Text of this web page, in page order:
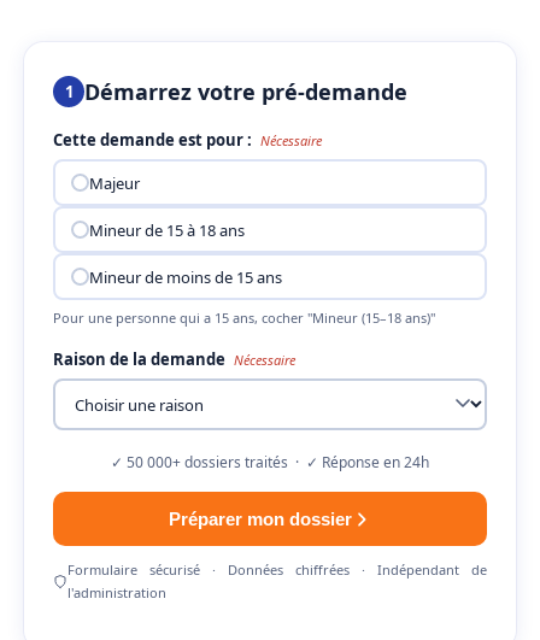
1 Démarrez votre pré-demande
Cette demande est pour : Nécessaire
Majeur
Mineur de 15 à 18 ans
Mineur de moins de 15 ans
Pour une personne qui a 15 ans, cocher "Mineur (15–18 ans)"
Raison de la demande Nécessaire
✓ 50 000+ dossiers traités · ✓ Réponse en 24h
Préparer mon dossier
Formulaire sécurisé · Données chiffrées · Indépendant de
l'administration